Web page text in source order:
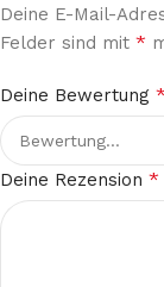
Deine E-Mail-
Felder sind mit *
Deine Bewertung *
Deine Rezension *